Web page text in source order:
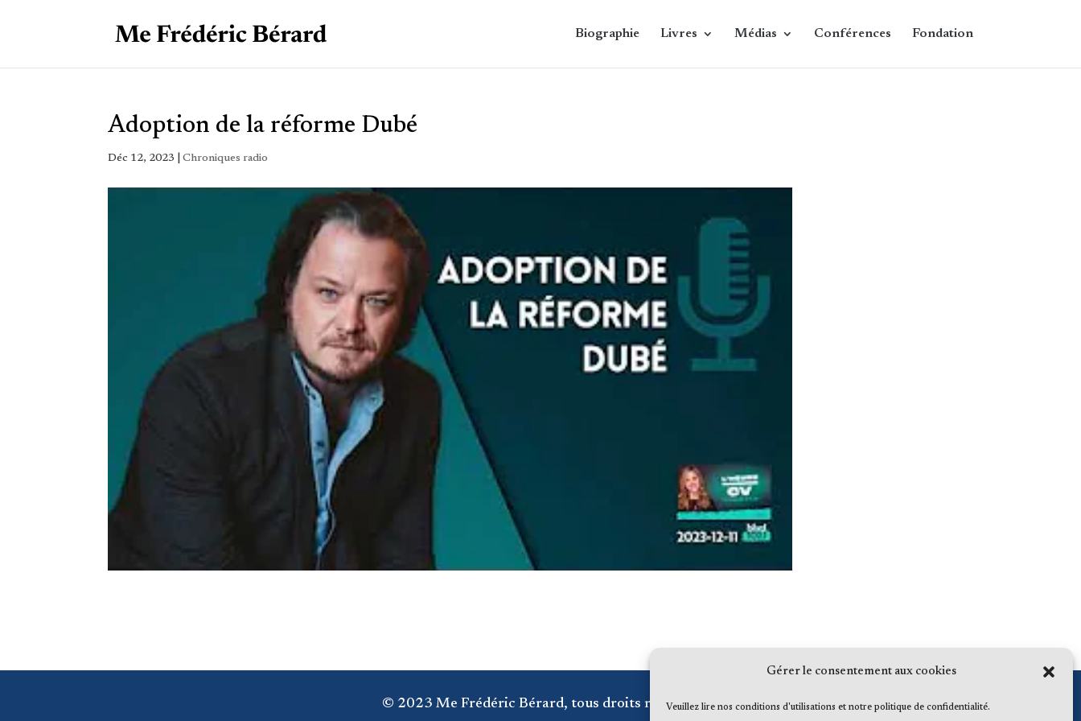
Gérer le consentement aux cookies
Veuillez lire nos conditions d'utilisations et notre politique de confidentialité.
Biographie Livres Médias Conférences Fondation
Adoption de la réforme Dubé
Déc 12, 2023 |Chroniques radio
© 2023 Me Frédéric Bérard, tous droits réservés